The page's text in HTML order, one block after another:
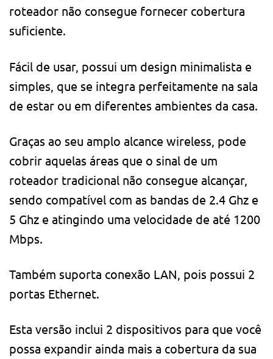
roteador não consegue fornecer cobertura
suficiente.
Fácil de usar, possui um design minimalista e
simples, que se integra perfeitamente na sala
de estar ou em diferentes ambientes da casa.
Graças ao seu amplo alcance wireless, pode
cobrir aquelas áreas que o sinal de um
roteador tradicional não consegue alcançar,
sendo compatível com as bandas de 2.4 Ghz e
5 Ghz e atingindo uma velocidade de até 1200
Mbps.
Também suporta conexão LAN, pois possui 2
portas Ethernet.
Esta versão inclui 2 dispositivos para que você
possa expandir ainda mais a cobertura da sua